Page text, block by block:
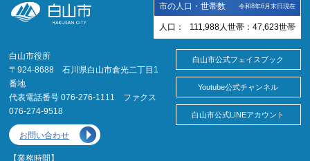
市の人口・世帯数 令和8年6月末日現在
人口： 111,988 人 世帯： 47,623世帯
白山市役所
〒924-8688 石川県白山市倉光二丁目1
番地
代表電話番号 076-276-1111 ファクス
076-274-9518
お問い合わせ
【業務時間】
白山市公式フェイスブック
Youtube公式チャンネル
白山市公式LINEアカウント